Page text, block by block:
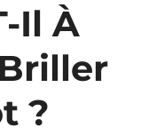
Il À
?